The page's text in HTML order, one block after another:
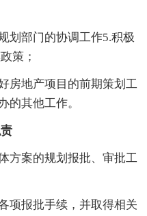
部门的协调工作5.积极
策；
地产项目的前期策划工
的其他工作。
案的规划报批、审批工
报批手续，并取得相关